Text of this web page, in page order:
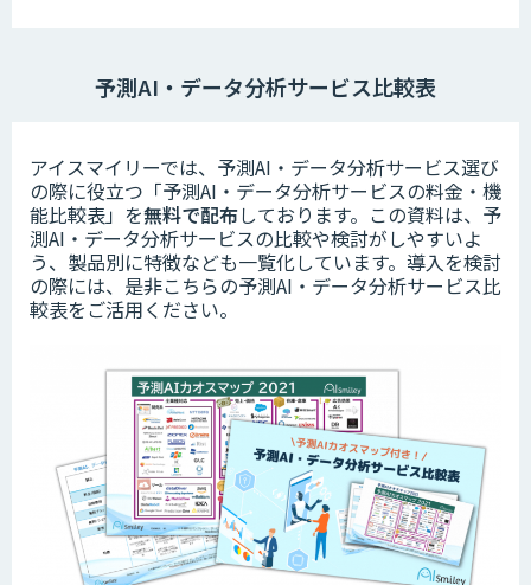
予測AI・データ分析サービス比較表
アイスマイリーでは、予測AI・データ分析サービス選び
の際に役立つ「予測AI・データ分析サービスの料金・機
能比較表」を無料で配布しております。この資料は、予
測AI・データ分析サービスの比較や検討がしやすいよ
う、製品別に特徴なども一覧化しています。導入を検討
の際には、是非こちらの予測AI・データ分析サービス比
較表をご活用ください。